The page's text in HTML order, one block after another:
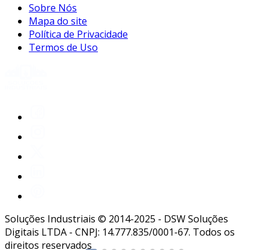
Sobre Nós
Mapa do site
Política de Privacidade
Termos de Uso
Soluções Industriais © 2014-2025 - DSW Soluções
Digitais LTDA - CNPJ: 14.777.835/0001-67. Todos os
direitos reservados